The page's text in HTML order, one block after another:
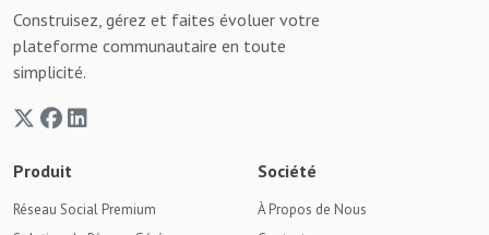
Construisez, gérez et faites évoluer votre
plateforme communautaire en toute
simplicité.
Produit
Réseau Social Premium
Société
À Propos de Nous